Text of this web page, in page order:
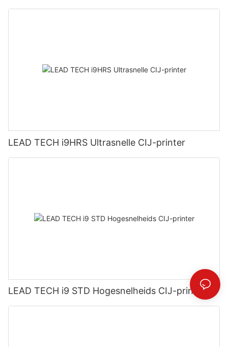
LEAD TECH i9HRS Ultrasnelle CIJ-printer
LEAD TECH i9 STD Hogesnelheids CIJ-printer